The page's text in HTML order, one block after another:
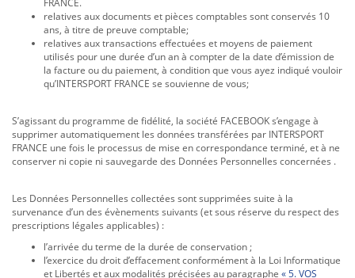
FRANCE.
relatives aux documents et pièces comptables sont conservés 10
ans, à titre de preuve comptable;
relatives aux transactions effectuées et moyens de paiement
utilisés pour une durée d’un an à compter de la date d’émission de
la facture ou du paiement, à condition que vous ayez indiqué vouloir
qu’INTERSPORT FRANCE se souvienne de vous;
S’agissant du programme de fidélité, la société FACEBOOK s’engage à
supprimer automatiquement les données transférées par INTERSPORT
FRANCE une fois le processus de mise en correspondance terminé, et à ne
conserver ni copie ni sauvegarde des Données Personnelles concernées .
Les Données Personnelles collectées sont supprimées suite à la
survenance d’un des évènements suivants (et sous réserve du respect des
prescriptions légales applicables) :
l’arrivée du terme de la durée de conservation ;
l’exercice du droit d’effacement conformément à la Loi Informatique
et Libertés et aux modalités précisées au paragraphe « 5. VOS